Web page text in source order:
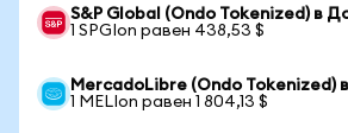
S&P Global (Ondo Tokenized) в
1 SPGIon равен 438,53 $
MercadoLibre (Ondo
1 MELIon равен 1 804,13 $